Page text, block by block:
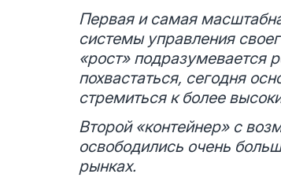
Первая и самая
системы управления
«рост» подразумевается
похвастаться, сегодня
стремиться к более
Второй «контейнер» с
освободились очень
рынках.